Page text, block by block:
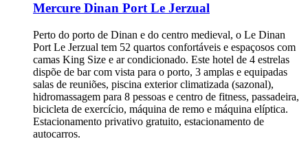
Mercure Dinan Port Le Jerzual
Perto do porto de Dinan e do centro medieval, o Le Dinan
Port Le Jerzual tem 52 quartos confortáveis e espaçosos com
camas King Size e ar condicionado. Este hotel de 4 estrelas
dispõe de bar com vista para o porto, 3 amplas e equipadas
salas de reuniões, piscina exterior climatizada (sazonal),
hidromassagem para 8 pessoas e centro de fitness, passadeira,
bicicleta de exercício, máquina de remo e máquina elíptica.
Estacionamento privativo gratuito, estacionamento de
autocarros.